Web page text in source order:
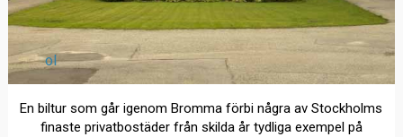
ol
En biltur som går igenom Bromma förbi några av Stockholms
finaste privatbostäder från skilda år tydliga exempel på